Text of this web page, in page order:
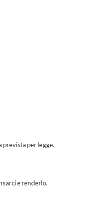
prevista per legge.
e renderlo.